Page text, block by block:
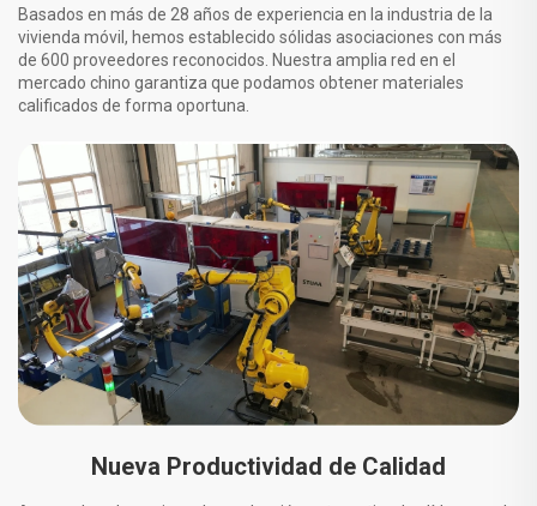
Basados en más de 28 años de experiencia en la industria de la
vivienda móvil, hemos establecido sólidas asociaciones con más
de 600 proveedores reconocidos. Nuestra amplia red en el
mercado chino garantiza que podamos obtener materiales
calificados de forma oportuna.
Nueva Productividad de Calidad